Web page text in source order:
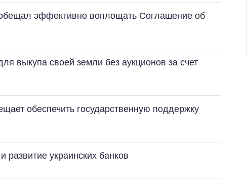
эффективно воплощать Соглашение об
выкупа своей земли без аукционов за счет
обеспечить государственную поддержку
развитие украинских банков
лет: кто и как долго
занимал